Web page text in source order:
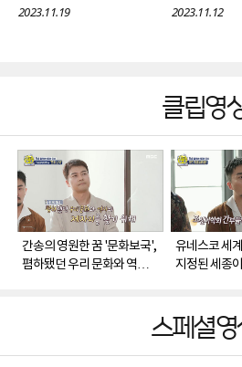
필 컬렉션> 특집!
2023.11.19 2023.11.12
클립영
간송의 영원한 꿈 '문화보국',
폄하됐던 우리 문화와 역사의
유네스코 세
지정된 세종
스페셜